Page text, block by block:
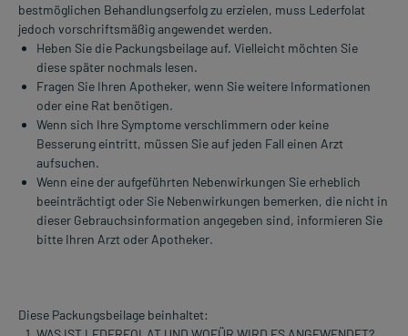
bestmöglichen Behandlungserfolg zu erzielen, muss Lederfolat
jedoch vorschriftsmäßig angewendet werden.
Heben Sie die Packungsbeilage auf. Vielleicht möchten Sie
diese später nochmals lesen.
Fragen Sie Ihren Apotheker, wenn Sie weitere Informationen
oder eine Rat benötigen.
Wenn sich Ihre Symptome verschlimmern oder keine
Besserung eintritt, müssen Sie auf jeden Fall einen Arzt
aufsuchen.
Wenn eine der aufgeführten Nebenwirkungen Sie erheblich
beeinträchtigt oder Sie Nebenwirkungen bemerken, die nicht in
dieser Gebrauchsinformation angegeben sind, informieren Sie
bitte Ihren Arzt oder Apotheker.
Diese Packungsbeilage beinhaltet: